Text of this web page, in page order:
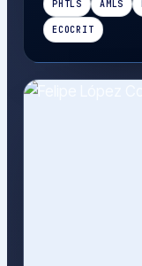
PHTLS AMLS
ECOCRIT